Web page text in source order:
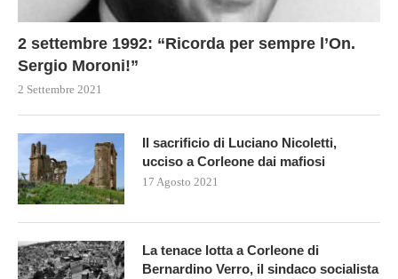
2 settembre 1992: “Ricorda per sempre l’On.
Sergio Moroni!”
2 Settembre 2021
Il sacrificio di Luciano Nicoletti,
ucciso a Corleone dai mafiosi
17 Agosto 2021
La tenace lotta a Corleone di
Bernardino Verro, il sindaco socialista